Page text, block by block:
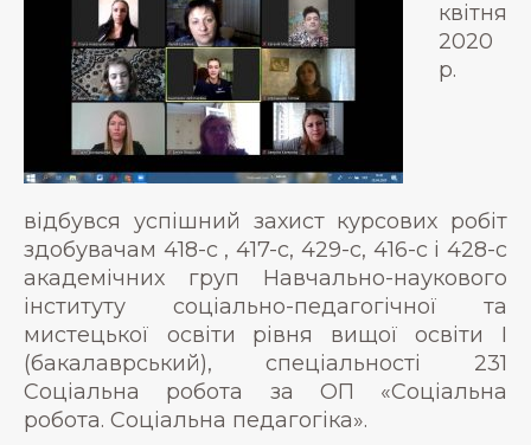
квітня
2020
р.
відбувся успішний захист курсових робіт
здобувачам 418-с , 417-с, 429-с, 416-с і 428-с
академічних груп Навчально-наукового
інституту соціально-педагогічної та
мистецької освіти рівня вищої освіти І
(бакалаврський), спеціальності 231
Соціальна робота за ОП «Соціальна
робота. Соціальна педагогіка».